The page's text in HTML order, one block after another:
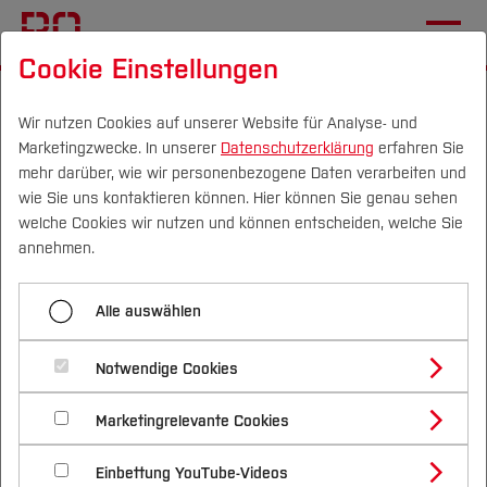
Campus Personen DE|EN Quicklinks
Studium
Studienangebote
Bachelorstudiengänge
Masterstudiengänge
Vor dem Studium
Bewerben & Einschreiben
Bewerbungsportal
Im Studium
Studienbüros und Prüfungen
Nach dem Studium
Forschung & Transfer
Profil
Forschungs- und Transferprofil
Schwerpunkte (FuT)
Beratung & Förderung
Nachhaltigkeit
Nachhaltigkeit studieren
International
Kapitel 6: Realweltmodelle
6.3 Räumliche Indexstrukturen
Menü aufklappen
6.1 Realweltobjekte
6.3 Räumliche Indexstrukturen
6.3 Räumliche Indexstrukturen
Behandelte Themen
Eindimensionale Indexstrukturen,
Cookie Einstellungen
Wir nutzen Cookies auf unserer Website für Analyse- und
Marketingzwecke. In unserer Datenschutzerklärung erfahren Sie
mehr darüber, wie wir personenbezogene Daten verarbeiten und
wie Sie uns kontaktieren können. Hier können Sie genau sehen
welche Cookies wir nutzen und können entscheiden, welche Sie
annehmen.
Alle auswählen
Notwendige Cookies
Marketingrelevante Cookies
Einbettung YouTube-Videos